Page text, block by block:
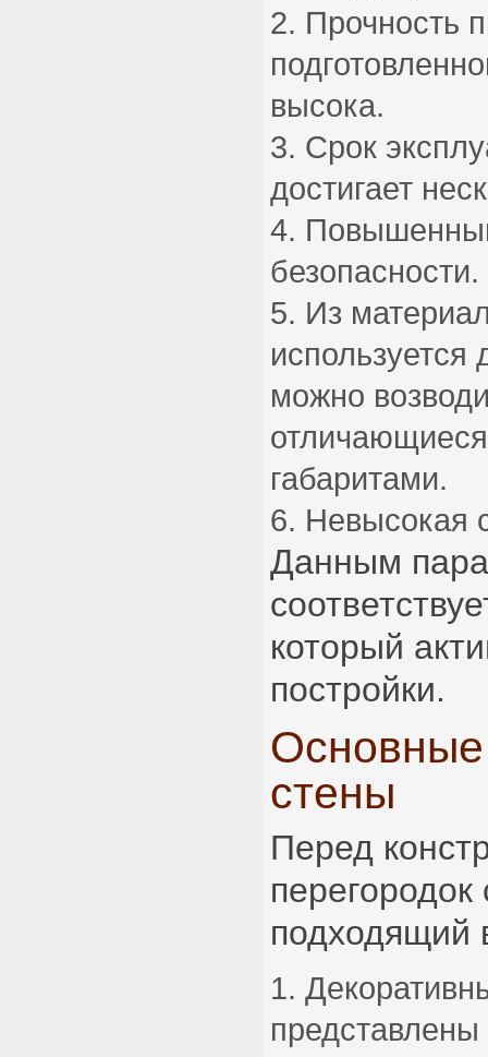
Прочность
высока.
Срок
достигает
безопасности.
Из
используется
можно
габаритами.
Невысокая
Данным
который
постройки.
стены
Перед
подходящий
представлены